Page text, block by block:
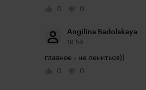
0
0
Angilina Sadolskaya
19:59
главное - не лениться))
0
0